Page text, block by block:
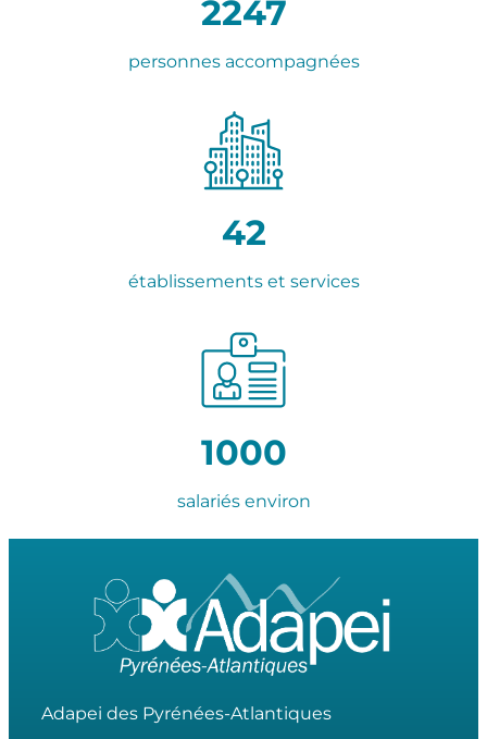
2247
personnes accompagnées
42
établissements et services
1000
salariés environ
Adapei des Pyrénées-Atlantiques